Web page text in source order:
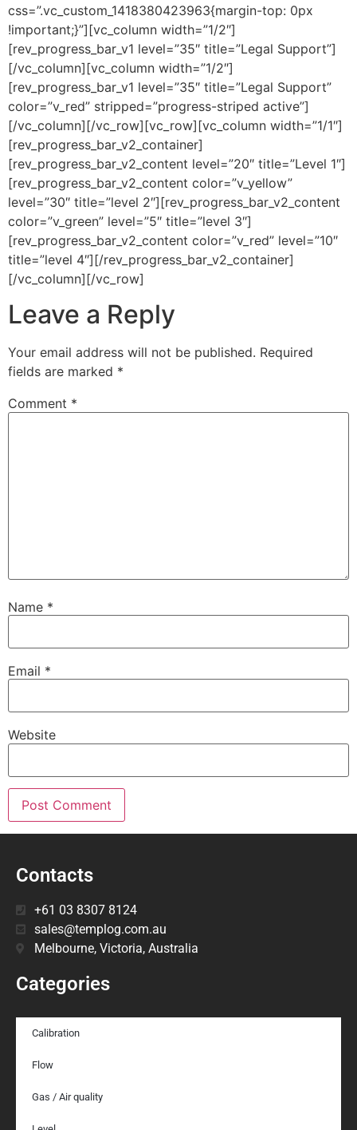
css=”.vc_custom_1418380423963{margin-top: 0px
!important;}”][vc_column width=”1/2″]
[rev_progress_bar_v1 level=”35″ title=”Legal Support”]
[/vc_column][vc_column width=”1/2″]
[rev_progress_bar_v1 level=”35″ title=”Legal Support”
color=”v_red” stripped=”progress-striped active”]
[/vc_column][/vc_row][vc_row][vc_column width=”1/1″]
[rev_progress_bar_v2_container]
[rev_progress_bar_v2_content level=”20″ title=”Level 1″]
[rev_progress_bar_v2_content color=”v_yellow”
level=”30″ title=”level 2″][rev_progress_bar_v2_content
color=”v_green” level=”5″ title=”level 3″]
[rev_progress_bar_v2_content color=”v_red” level=”10″
title=”level 4″][/rev_progress_bar_v2_container]
[/vc_column][/vc_row]
Leave a Reply
Your email address will not be published. Required
fields are marked *
Comment *
Name *
Email *
Website
Contacts
+61 03 8307 8124
sales@templog.com.au
Melbourne, Victoria, Australia
Categories
Calibration
Flow
Gas / Air quality